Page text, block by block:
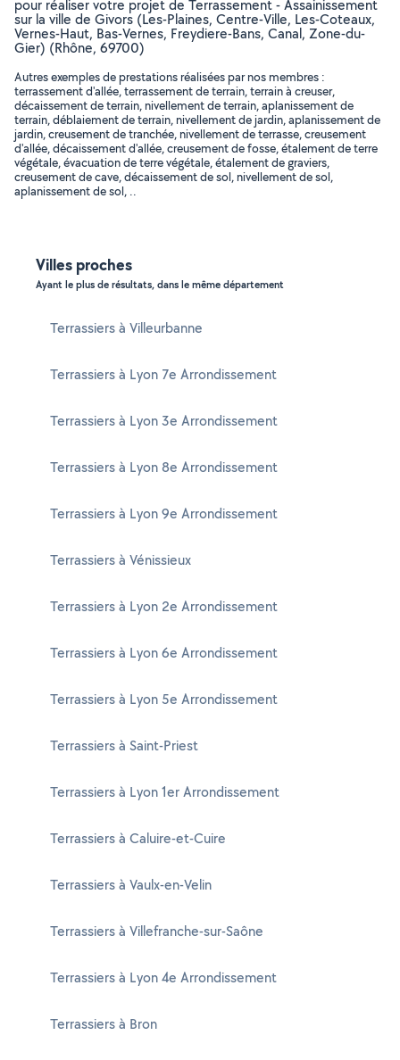
pour réaliser votre projet de Terrassement - Assainissement
sur la ville de Givors (Les-Plaines, Centre-Ville, Les-Coteaux,
Vernes-Haut, Bas-Vernes, Freydiere-Bans, Canal, Zone-du-
Gier) (Rhône, 69700)
Autres exemples de prestations réalisées par nos membres :
terrassement d'allée, terrassement de terrain, terrain à creuser,
décaissement de terrain, nivellement de terrain, aplanissement de
terrain, déblaiement de terrain, nivellement de jardin, aplanissement de
jardin, creusement de tranchée, nivellement de terrasse, creusement
d'allée, décaissement d'allée, creusement de fosse, étalement de terre
végétale, évacuation de terre végétale, étalement de graviers,
creusement de cave, décaissement de sol, nivellement de sol,
aplanissement de sol, ..
Villes proches
Ayant le plus de résultats, dans le même département
Terrassiers à Villeurbanne
Terrassiers à Lyon 7e Arrondissement
Terrassiers à Lyon 3e Arrondissement
Terrassiers à Lyon 8e Arrondissement
Terrassiers à Lyon 9e Arrondissement
Terrassiers à Vénissieux
Terrassiers à Lyon 2e Arrondissement
Terrassiers à Lyon 6e Arrondissement
Terrassiers à Lyon 5e Arrondissement
Terrassiers à Saint-Priest
Terrassiers à Lyon 1er Arrondissement
Terrassiers à Caluire-et-Cuire
Terrassiers à Vaulx-en-Velin
Terrassiers à Villefranche-sur-Saône
Terrassiers à Lyon 4e Arrondissement
Terrassiers à Bron